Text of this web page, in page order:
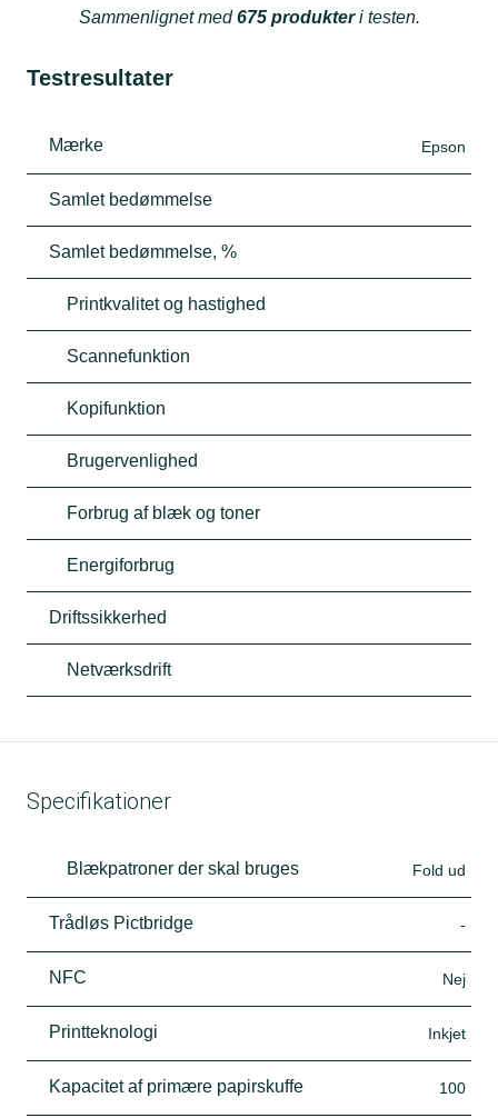
Sammenlignet med675 produkteri testen.
Testresultater
Mærke Epson
Samlet bedømmelse
Samlet bedømmelse, %
Printkvalitet og hastighed
Scannefunktion
Kopifunktion
Brugervenlighed
Forbrug af blæk og toner
Energiforbrug
Driftssikkerhed
Netværksdrift
Specifikationer
Blækpatroner der skal bruges Fold ud
Trådløs Pictbridge -
NFC Nej
Printteknologi Inkjet
Kapacitet af primære papirskuffe 100